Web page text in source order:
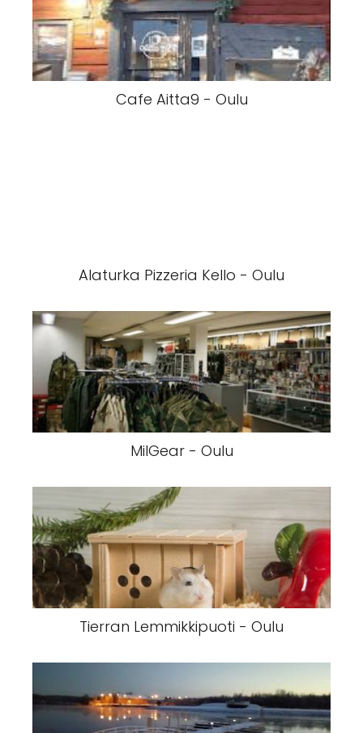
Cafe Aitta9 - Oulu
Alaturka Pizzeria Kello - Oulu
MilGear - Oulu
Tierran Lemmikkipuoti - Oulu